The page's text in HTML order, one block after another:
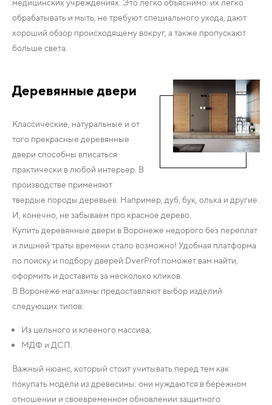
медицинских учреждениях. Это легко объяснимо: их легко
обрабатывать и мыть, не требуют специального ухода, дают
хороший обзор происходящему вокруг, а также пропускают
больше света.
Деревянные двери
Классические, натуральные и от
того прекрасные деревянные
двери способны вписаться
практически в любой интерьер. В
производстве применяют
твердые породы деревьев. Например, дуб, бук, ольха и другие.
И, конечно, не забываем про красное дерево.
Купить деревянные двери в Воронеже недорого без переплат
и лишней траты времени стало возможно! Удобная платформа
по поиску и подбору дверей DverProf поможет вам найти,
оформить и доставить за несколько кликов.
В Воронеже магазины предоставляют выбор изделий
следующих типов:
Из цельного и клееного массива;
МДФ и ДСП.
Важный нюанс, который стоит учитывать перед тем как
покупать модели из древесины: они нуждаются в бережном
отношении и своевременном обновлении защитного